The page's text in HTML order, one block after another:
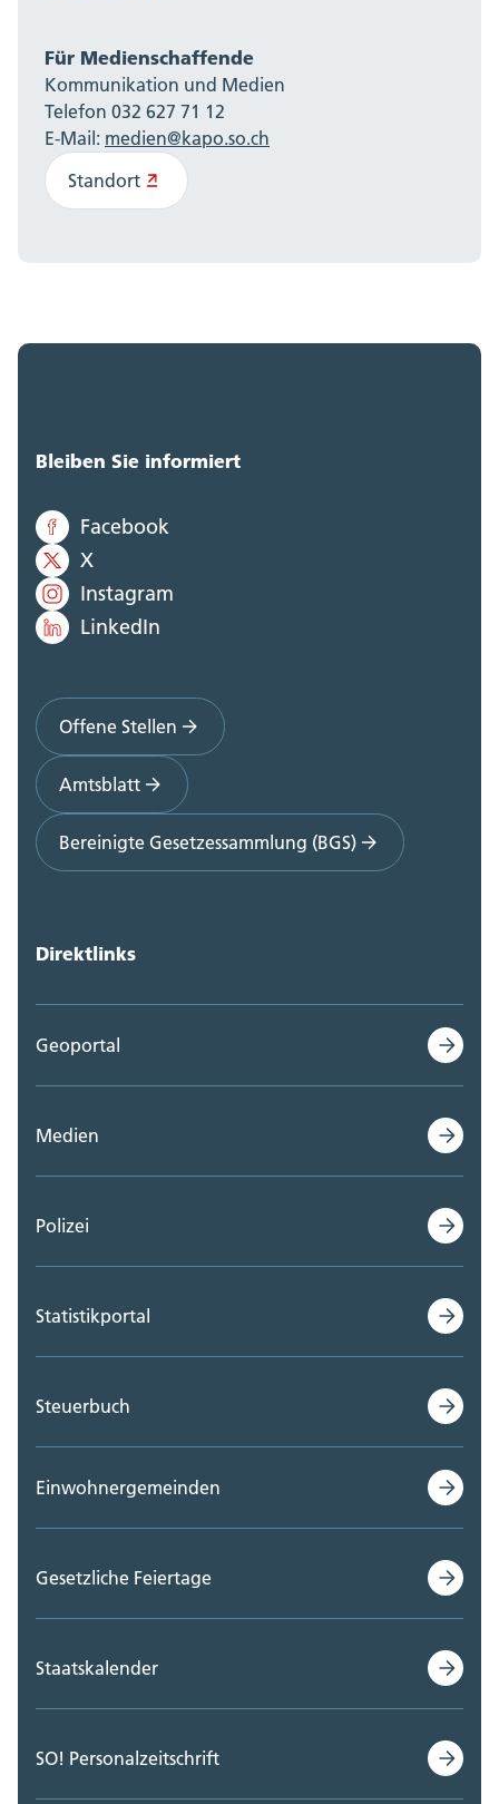
Für Medienschaffende
Kommunikation und Medien
Telefon 032 627 71 12
E-Mail: medien@kapo.so.ch
Standort
Bleiben Sie informiert
Facebook
X
Instagram
LinkedIn
Offene Stellen
Amtsblatt
Bereinigte Gesetzessammlung (BGS)
Direktlinks
Geoportal
Medien
Polizei
Statistikportal
Steuerbuch
Einwohnergemeinden
Gesetzliche Feiertage
Staatskalender
SO! Personalzeitschrift